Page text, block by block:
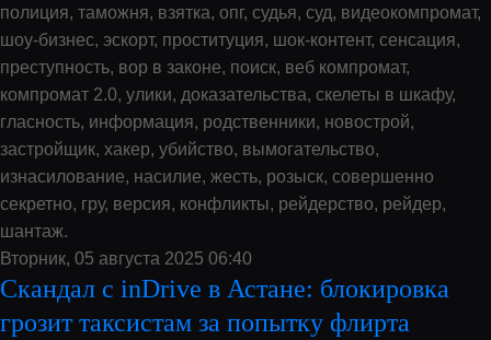
полиция, таможня, взятка, опг, судья, суд, видеокомпромат,
шоу-бизнес, эскорт, проституция, шок-контент, сенсация,
преступность, вор в законе, поиск, веб компромат,
компромат 2.0, улики, доказательства, скелеты в шкафу,
гласность, информация, родственники, новострой,
застройщик, хакер, убийство, вымогательство,
изнасилование, насилие, жесть, розыск, совершенно
секретно, гру, версия, конфликты, рейдерство, рейдер,
шантаж.
Вторник, 05 августа 2025 06:40
Скандал с inDrive в Астане: блокировка
грозит таксистам за попытку флирта